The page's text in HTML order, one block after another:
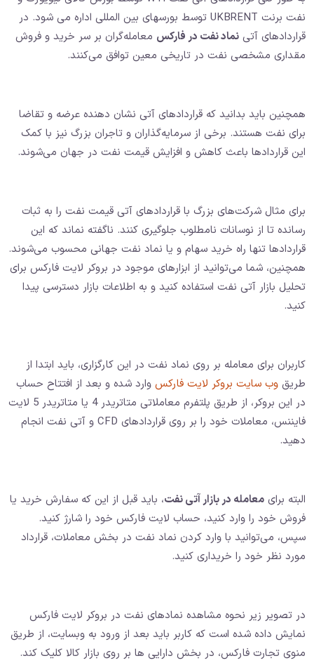
نفت برنت UKBRENT توسط بورسهای بین المللی اداره می شود. در
قراردادهای آتی نماد نفت در فارکس معامله‌گران بر سر خرید و فروش
مقداری مشخصی نفت در تاریخی معین توافق می‌کنند.
همچنین باید بدانید که قراردادهای آتی نشان دهنده عرضه و تقاضا
برای نفت هستند. برخی از سرمایه‌گذاران و تاجران بزرگ نیز با کمک
این قراردادها باعث کاهش و افزایش قیمت نفت در جهان می‌شوند.
برای مثال شرکت‌های بزرگ با قراردادهای آتی قیمت نفت را به ثبات
رسانده تا از نوسانات نامطلوب جلوگیری کنند. ناگفته نماند که این
قراردادها تنها راه خرید سهام و یا نماد نفت جهانی محسوب می‌شوند.
همچنین، شما می‌توانید از ابزارهای موجود در بروکر لایت فارکس برای
تحلیل بازار آتی نفت استفاده کنید و به اطلاعات بازار دسترسی پیدا
کنید.
کاربران برای معامله بر روی نماد نفت در این کارگزاری، باید ابتدا از
طریق وب سایت بروکر لایت فارکس وارد شده و بعد از افتتاح حساب
در این بروکر، از طریق پلتفرم معاملاتی متاتریدر 4 یا متاتریدر 5 لایت
فایننس، معاملات خود را بر روی قراردادهای CFD و آتی نفت انجام
دهید.
البته برای معامله در بازار آتی نفت، باید قبل از این که سفارش خرید یا
فروش خود را وارد کنید، حساب لایت فارکس خود را شارژ کنید.
سپس، می‌توانید با وارد کردن نماد نفت در بخش معاملات، قرارداد
مورد نظر خود را خریداری کنید.
در تصویر زیر نحوه مشاهده نمادهای نفت در بروکر لایت فارکس
نمایش داده شده است که کاربر باید بعد از ورود به وبسایت، از طریق
منوی تجارت فارکس، در بخش دارایی ها بر روی بازار کالا کلیک کند.